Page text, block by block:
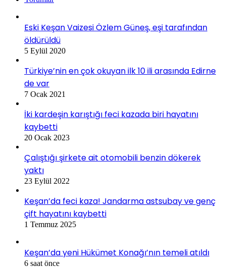
Eski Keşan Vaizesi Özlem Güneş, eşi tarafından
öldürüldü
5 Eylül 2020
Türkiye’nin en çok okuyan ilk 10 ili arasında Edirne
de var
7 Ocak 2021
İki kardeşin karıştığı feci kazada biri hayatını
kaybetti
20 Ocak 2023
Çalıştığı şirkete ait otomobili benzin dökerek
yaktı
23 Eylül 2022
Keşan’da feci kaza! Jandarma astsubay ve genç
çift hayatını kaybetti
1 Temmuz 2025
Keşan’da yeni Hükümet Konağı’nın temeli atıldı
6 saat önce